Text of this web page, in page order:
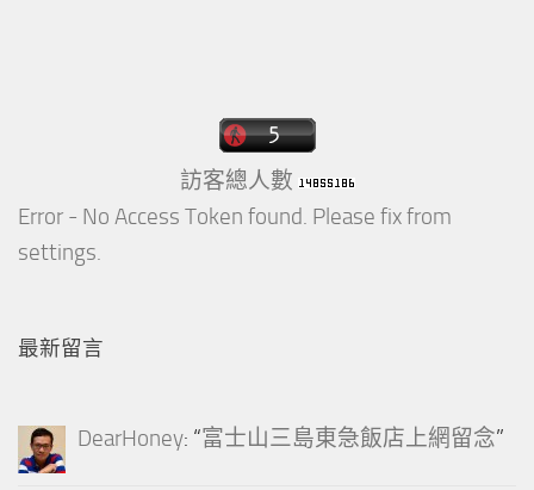
訪客總人數
Error - No Access Token found. Please fix from
settings.
最新留言
DearHoney: “富士山三島東急飯店上網留念”